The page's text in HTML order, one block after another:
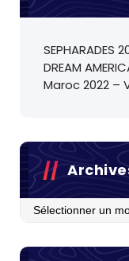
DREAM
Maroc 2022 –
Archives